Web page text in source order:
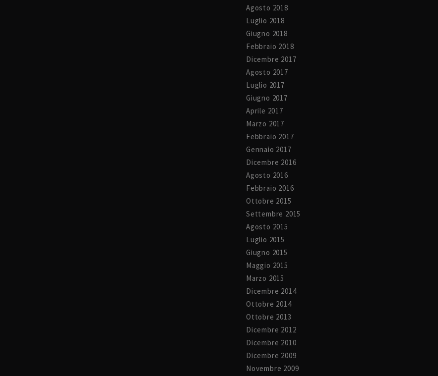
Agosto 2018
Luglio 2018
Giugno 2018
Febbraio 2018
Dicembre 2017
Agosto 2017
Luglio 2017
Giugno 2017
Aprile 2017
Marzo 2017
Febbraio 2017
Gennaio 2017
Dicembre 2016
Agosto 2016
Febbraio 2016
Ottobre 2015
Settembre 2015
Agosto 2015
Luglio 2015
Giugno 2015
Maggio 2015
Marzo 2015
Dicembre 2014
Ottobre 2014
Ottobre 2013
Dicembre 2012
Dicembre 2010
Dicembre 2009
Novembre 2009